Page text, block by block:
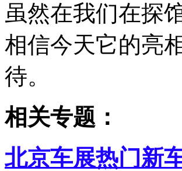
虽然在我们在探
相信今天它的亮
待。
相关专题：
北京车展热门新